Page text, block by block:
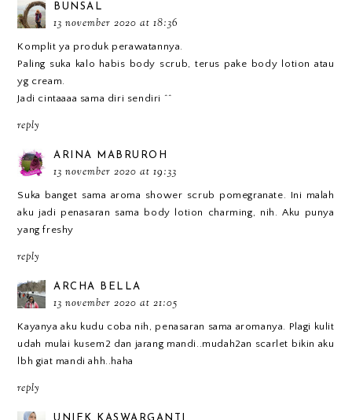
BUNSAL
13 november 2020 at 18:36
Komplit ya produk perawatannya.
Paling suka kalo habis body scrub, terus pake body lotion atau
yg cream.
Jadi cintaaaa sama diri sendiri ^^
reply
ARINA MABRUROH
13 november 2020 at 19:33
Suka banget sama aroma shower scrub pomegranate. Ini malah
aku jadi penasaran sama body lotion charming, nih. Aku punya
yang freshy
reply
ARCHA BELLA
13 november 2020 at 21:05
Kayanya aku kudu coba nih, penasaran sama aromanya. Plagi kulit
udah mulai kusem2 dan jarang mandi..mudah2an scarlet bikin aku
lbh giat mandi ahh..haha
reply
UNIEK KASWARGANTI